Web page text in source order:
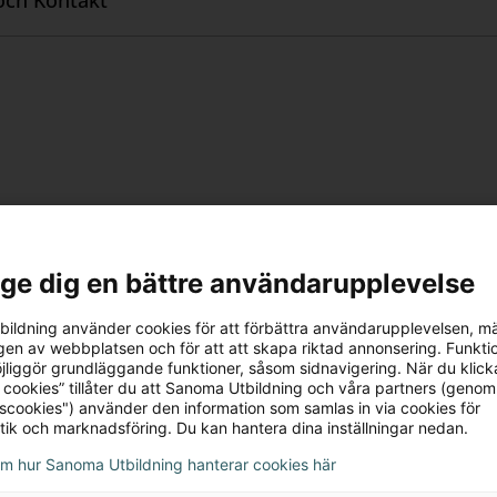
dig en bättre användarupplevelse
använder cookies för att förbättra användarupplevelsen,
av webbplatsen och för att att skapa riktad annonsering.
grundläggande funktioner, såsom sidnavigering. När du
cookies” tillåter du att Sanoma Utbildning och våra partners
använder den information som samlas in via cookies för
och marknadsföring. Du kan hantera dina inställningar nedan.
hur Sanoma Utbildning hanterar cookies här